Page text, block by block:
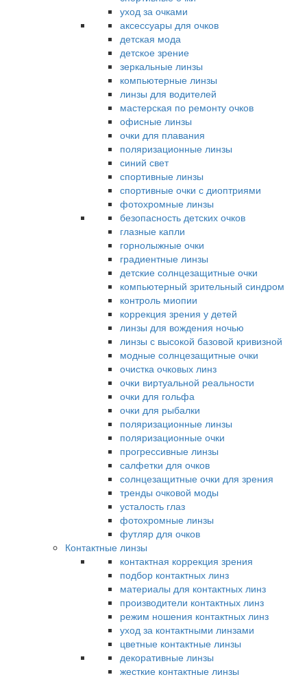
уход за очками
аксессуары для очков
детская мода
детское зрение
зеркальные линзы
компьютерные линзы
линзы для водителей
мастерская по ремонту очков
офисные линзы
очки для плавания
поляризационные линзы
синий свет
спортивные линзы
спортивные очки с диоптриями
фотохромные линзы
безопасность детских очков
глазные капли
горнолыжные очки
градиентные линзы
детские солнцезащитные очки
компьютерный зрительный синдром
контроль миопии
коррекция зрения у детей
линзы для вождения ночью
линзы с высокой базовой кривизной
модные солнцезащитные очки
очистка очковых линз
очки виртуальной реальности
очки для гольфа
очки для рыбалки
поляризационные линзы
поляризационные очки
прогрессивные линзы
салфетки для очков
солнцезащитные очки для зрения
тренды очковой моды
усталость глаз
фотохромные линзы
футляр для очков
Контактные линзы
контактная коррекция зрения
подбор контактных линз
материалы для контактных линз
производители контактных линз
режим ношения контактных линз
уход за контактными линзами
цветные контактные линзы
декоративные линзы
жесткие контактные линзы